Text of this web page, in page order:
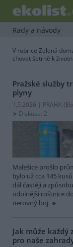
Rady a návody
V rubrice Zelená
chovat šetrně k
Pražské služby
plyny
1.5.2026 | PRAHA (
Diskuse: 2
Malešice prošlo
bylo už cca 145
dál častěji a
odolnější roštnice
nerovný boj.
Jak může každý
pro naše